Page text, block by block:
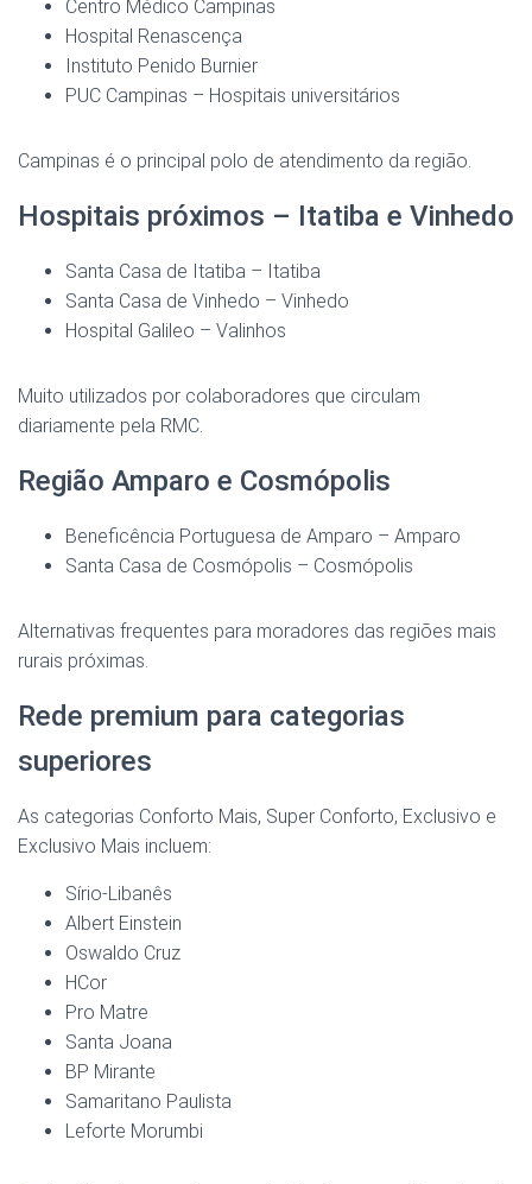
Centro Médico Campinas
Hospital Renascença
Instituto Penido Burnier
PUC Campinas – Hospitais universitários
Campinas é o principal polo de atendimento da região.
Hospitais próximos – Itatiba e Vinhedo
Santa Casa de Itatiba – Itatiba
Santa Casa de Vinhedo – Vinhedo
Hospital Galileo – Valinhos
Muito utilizados por colaboradores que circulam
diariamente pela RMC.
Região Amparo e Cosmópolis
Beneficência Portuguesa de Amparo – Amparo
Santa Casa de Cosmópolis – Cosmópolis
Alternativas frequentes para moradores das regiões mais
rurais próximas.
Rede premium para categorias
superiores
As categorias Conforto Mais, Super Conforto, Exclusivo e
Exclusivo Mais incluem:
Sírio-Libanês
Albert Einstein
Oswaldo Cruz
HCor
Pro Matre
Santa Joana
BP Mirante
Samaritano Paulista
Leforte Morumbi